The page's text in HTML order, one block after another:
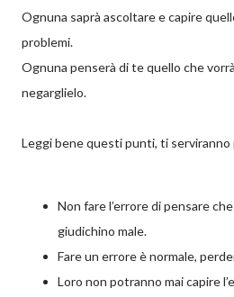
Ognuna saprà ascoltare e capire
problemi.
Ognuna penserà di te quello che
negarglielo.
Leggi bene questi punti, ti serviranno
Non fare l’errore di pensare
giudichino male.
Fare un errore è normale,
Loro non potranno mai capire